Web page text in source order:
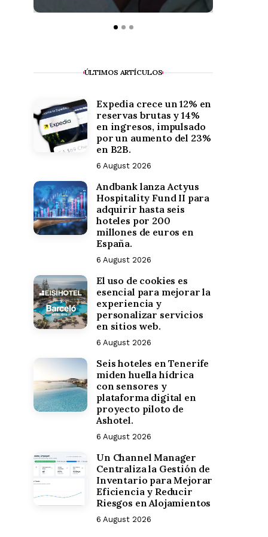
ÚLTIMOS ARTÍCULOS
Expedia crece un 12% en
reservas brutas y 14%
en ingresos, impulsado
por un aumento del 23%
en B2B.
6 August 2026
Andbank lanza Actyus
Hospitality Fund II para
adquirir hasta seis
hoteles por 200
millones de euros en
España.
6 August 2026
El uso de cookies es
esencial para mejorar la
experiencia y
personalizar servicios
en sitios web.
6 August 2026
Seis hoteles en Tenerife
miden huella hídrica
con sensores y
plataforma digital en
proyecto piloto de
Ashotel.
6 August 2026
Un Channel Manager
Centraliza la Gestión de
Inventario para Mejorar
Eficiencia y Reducir
Riesgos en Alojamientos
6 August 2026